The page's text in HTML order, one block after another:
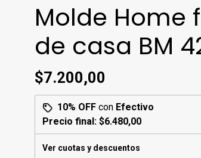
Molde Home
de casa BM
$7.200,00
10% OFFcon Efectivo
Precio final: $6.480,00
Ver cuotas y descuentos